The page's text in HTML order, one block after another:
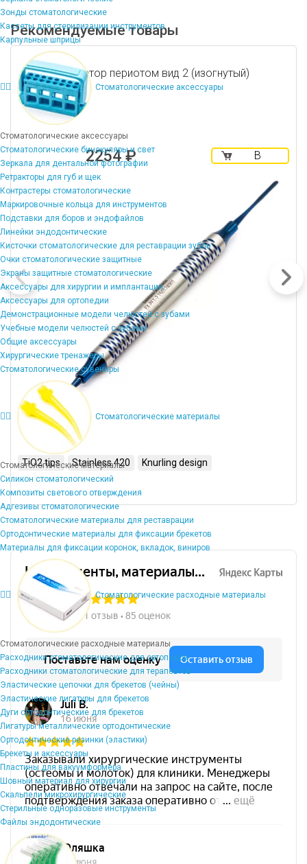
Зонды стоматологические
Кассеты для стерилизации инструментов
Карпульные шприцы
Стоматологические аксессуары
Стоматологические аксессуары
Стоматологические бинокуляры и свет
Зеркала для дентальной фотографии
Ретракторы для губ и щек
Контрастеры стоматологические
Маркировочные кольца для инструментов
Подставки для боров и эндофайлов
Линейки эндодонтические
Кисточки стоматологические для реставрации зубов
Очки стоматологические защитные
Экраны защитные стоматологические
Аксессуары для хирургии и имплантации
Аксессуары для ортопедии
Демонстрационные модели челюстей с зубами
Учебные модели челюстей с зубами
Общие аксессуары
Хирургические тренажеры
Стоматологические сувениры
Стоматологические материалы
Стоматологические материалы
Силикон стоматологический
Композиты светового отверждения
Адгезивы стоматологические
Стоматологические материалы для реставрации
Ортодонтические материалы для фиксации брекетов
Материалы для фиксации коронок, вкладок, виниров
Стоматологические расходные материалы
Стоматологические расходные материалы
Расходники стоматологические для ортопедов
Расходники стоматологические для терапевтов
Эластические цепочки для брекетов (чейны)
Эластические лигатуры для брекетов
Дуги ортодонтические для брекетов
Лигатуры металлические ортодонтические
Ортодонтические резинки (эластики)
Брекеты и аксессуары
Пластины для вакуумформера
Шовный материал для хирургии
Скальпели микрохирургические
Стерильные одноразовые инструменты
Файлы эндодонтические
Рекомендуемые товары
Распатор периотом вид 2 (изогнутый)
2254 ₽
В
TiO2 tips Stainless 420 Knurling design